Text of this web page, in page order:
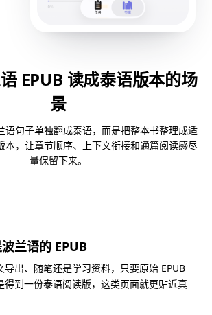
EPUB 读成泰语版本的场
景
语句子单独翻成泰语，而是把整本书整理成适
本，让章节顺序、上下文衔接和通篇阅读感尽
量保留下来。
兰语的 EPUB
导出、随笔还是学习资料，只要原始 EPUB
得到一份泰语阅读版，这类页面就更贴近真